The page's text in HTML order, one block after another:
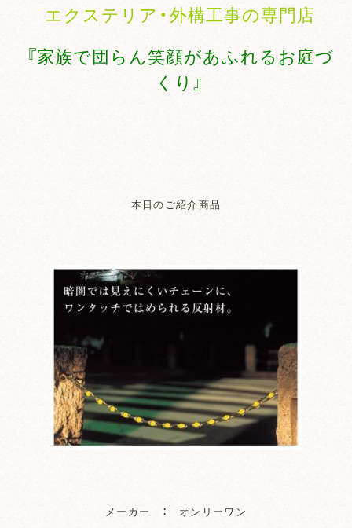
エクステリア・外構工事の専門店
『家族で団らん笑顔があふれるお庭づ
くり』
本日のご紹介商品
メーカー ： オンリーワン